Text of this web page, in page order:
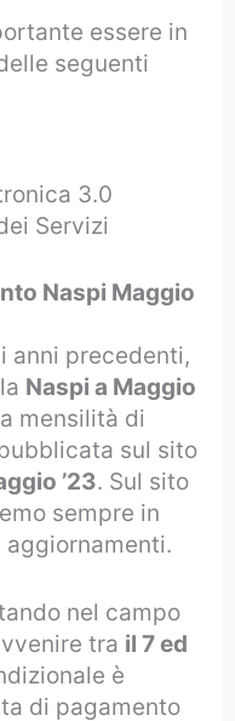
essere in
seguenti
3.0
Servizi
Naspi Maggio
anni precedenti,
Naspi a Maggio
mensilità di
sul sito
’23. Sul sito
sempre in
nel campo
tra il 7 ed
è
di pagamento